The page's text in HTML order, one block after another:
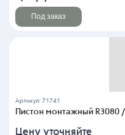
Под заказ
Артикул: 71741
Пистон монтажный R3080 /
Цену уточняйте